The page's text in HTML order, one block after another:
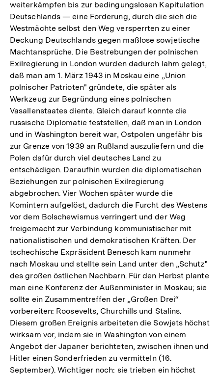
weiterkämpfen bis zur bedingungslosen Kapitulation
Deutschlands — eine Forderung, durch die sich die
Westmächte selbst den Weg versperrten zu einer
Deckung Deutschlands gegen maßlose sowjetische
Machtansprüche. Die Bestrebungen der polnischen
Exilregierung in London wurden dadurch lahm gelegt,
daß man am 1. März 1943 in Moskau eine „Union
polnischer Patrioten" gründete, die später als
Werkzeug zur Begründung eines polnischen
Vasallenstaates diente. Gleich darauf konnte die
russische Diplomatie feststellen, daß man in London
und in Washington bereit war, Ostpolen ungefähr bis
zur Grenze von 1939 an Rußland auszuliefern und die
Polen dafür durch viel deutsches Land zu
entschädigen. Daraufhin wurden die diplomatischen
Beziehungen zur polnischen Exilregierung
abgebrochen. Vier Wochen später wurde die
Komintern aufgelöst, dadurch die Furcht des Westens
vor dem Bolschewismus verringert und der Weg
freigemacht zur Verbindung kommunistischer mit
nationalistischen und demokratischen Kräften. Der
tschechische Expräsident Benesch kam nunmehr
nach Moskau und stellte sein Land unter den „Schutz"
des großen östlichen Nachbarn. Für den Herbst plante
man eine Konferenz der Außenminister in Moskau; sie
sollte ein Zusammentreffen der „Großen Drei“
vorbereiten: Roosevelts, Churchills und Stalins.
Diesem großen Ereignis arbeiteten die Sowjets höchst
wirksam vor, indem sie in Washington von einem
Angebot der Japaner berichteten, zwischen ihnen und
Hitler einen Sonderfrieden zu vermitteln (16.
September). Wichtiger noch: sie trieben ein höchst